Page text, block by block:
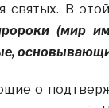
святых. В
(мир
о